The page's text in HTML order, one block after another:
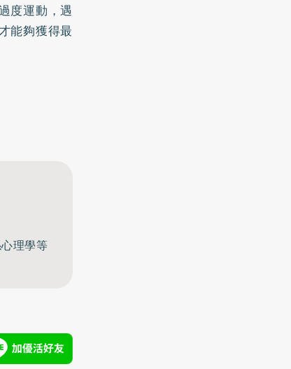
度運動，遇
能夠獲得最
理學等